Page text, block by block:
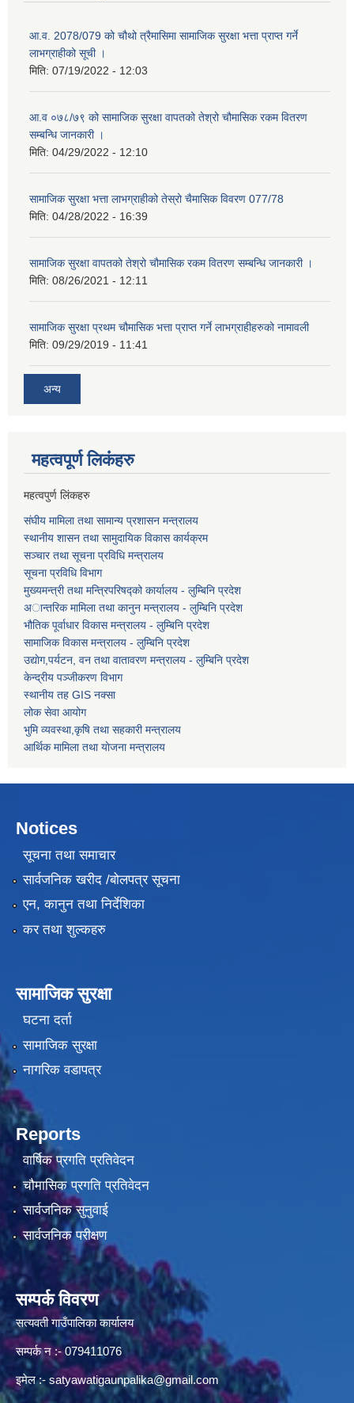
आ.व. 2078/079 को चौथो त्रैमासिमा सामाजिक सुरक्षा भत्ता प्राप्त गर्ने
लाभग्राहीको सूची ।
मिति: 07/19/2022 - 12:03
आ.व ०७८/७९ को सामाजिक सुरक्षा वापतको तेश्रो चौमासिक रकम वितरण
सम्बन्धि जानकारी ।
मिति: 04/29/2022 - 12:10
सामाजिक सुरक्षा भत्ता लाभग्राहीको तेस्रो चैमासिक विवरण 077/78
मिति: 04/28/2022 - 16:39
सामाजिक सुरक्षा वापतको तेश्रो चौमासिक रकम वितरण सम्बन्धि जानकारी ।
मिति: 08/26/2021 - 12:11
सामाजिक सुरक्षा प्रथम चौमासिक भत्ता प्राप्त गर्ने लाभग्राहीहरुको नामावली
मिति: 09/29/2019 - 11:41
अन्य
महत्वपूर्ण लि‌कंंहरु
महत्वपुर्ण लिंकहरु
संघीय मामिला तथा सामान्य प्रशासन मन्त्रालय
स्थानीय शासन तथा सामुदायिक विकास कार्यक्रम
सञ्चार तथा सूचना प्रविधि मन्त्रालय
सूचना प्रविधि विभाग
मुख्यमन्त्री तथा मन्त्रिपरिषद्को कार्यालय - लुम्बिनि प्रदेश
अान्तरिक मामिला तथा कानुन मन्त्रालय - लुम्बिनि प्रदेश
भौतिक पूर्वाधार विकास मन्त्रालय - लुम्बिनि प्रदेश
सामाजिक विकास मन्त्रालय - लुम्बिनि प्रदेश
उद्याेग,पर्यटन, वन तथा वातावरण मन्त्रालय - लुम्बिनि प्रदेश
केन्द्रीय पञ्जीकरण विभाग
स्थानीय तह GIS नक्सा
लोक सेवा आयोग
भुमि व्यवस्था,कृषि तथा सहकारी मन्त्रालय
आर्थिक मामिला तथा याेजना मन्त्रालय
Notices
सूचना तथा समाचार
सार्वजनिक खरीद /बोलपत्र सूचना
एन, कानुन तथा निर्देशिका
कर तथा शुल्कहरु
सामाजिक सुरक्षा
घटना दर्ता
सामाजिक सुरक्षा
नागरिक वडापत्र
Reports
वार्षिक प्रगति प्रतिवेदन
चौमासिक प्रगति प्रतिवेदन
सार्वजनिक सुनुवाई
सार्वजनिक परीक्षण
सम्पर्क विवरण
सत्यवती गाउँपालिका कार्यालय
सम्पर्क न‌ :- 079411076
इमेल :- satyawatigaunpalika@gmail.com